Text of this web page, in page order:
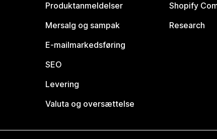
Produktanmeldelser
Mersalg og sampak
E-mailmarkedsføring
SEO
Levering
Valuta og oversættelse
Shopify
Research